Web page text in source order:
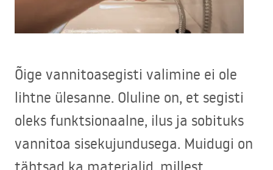
Õige vannitoasegisti valimine ei ole
lihtne ülesanne. Oluline on, et segisti
oleks funktsionaalne, ilus ja sobituks
vannitoa sisekujundusega. Muidugi on
tähtsad ka materjalid, millest